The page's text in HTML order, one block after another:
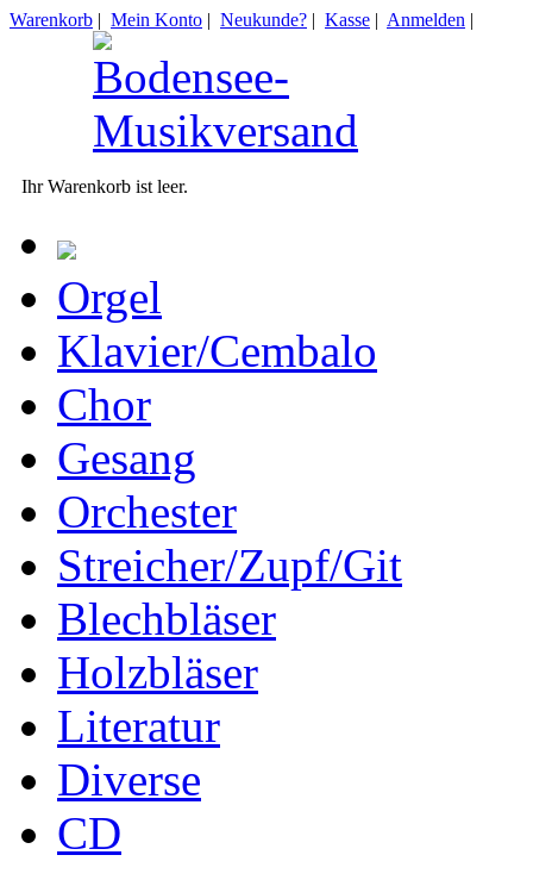
Warenkorb | Mein Konto | Neukunde? | Kasse | Anmelden |
Ihr Warenkorb ist leer.
Orgel
Klavier/Cembalo
Chor
Gesang
Orchester
Streicher/Zupf/Git
Blechbläser
Holzbläser
Literatur
Diverse
CD